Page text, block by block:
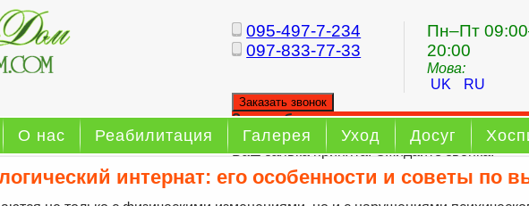
095-497-7-234
097-833-77-33
Пн–Пт
20:00
Мова:
UK
RU
Заказать звонок
Заказ обратного звонка
Ваш заявка принята. Ожидайте звонка.
О нас Реабилитация Галерея Уход Досуг
интернат: его особенности и советы по